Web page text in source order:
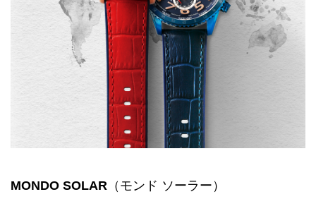
MONDO SOLAR （モンド ソーラー）